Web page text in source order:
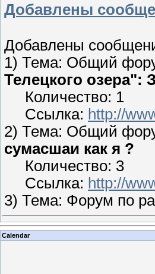
Добавлены
Добавлены
1) Тема: Общий
Телецкого
Количество: 1
Ссылка: http://
2) Тема: Общий
сумасшаи как я ?
Количество: 3
Ссылка: http://
3) Тема: Форум по
Calendar